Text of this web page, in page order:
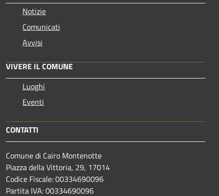
Notizie
Comunicati
Avvisi
VIVERE IL COMUNE
Luoghi
Eventi
CONTATTI
Comune di Cairo Montenotte
Piazza della Vittoria, 29, 17014
Codice Fiscale: 00334690096
Partita IVA: 00334690096